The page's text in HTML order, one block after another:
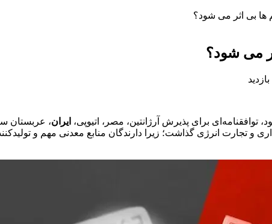
ها بی اثر می شود؟
می شود؟
برای پذیرش آرژانتین، مصر، اتیوپی، ایران، عربستان
و تجارت انرژی گذاشت؛ زیرا دارندگان منابع معدنی مهم و